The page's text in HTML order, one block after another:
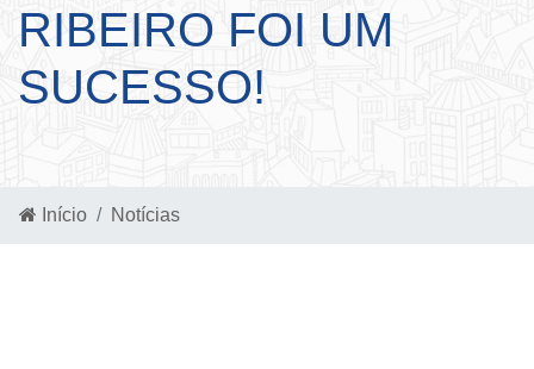
RIBEIRO FOI UM
SUCESSO!
Início Notícias